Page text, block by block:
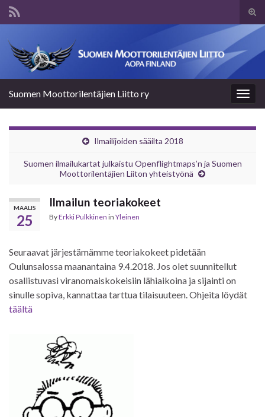
Suomen Moottorilentäjien Liitto ry
Ilmailijoiden sääilta 2018
Suomen ilmailukartat julkaistu Openflightmaps’n ja Suomen
Moottorilentäjien Liiton yhteistyönä
MAALIS
25
Ilmailun teoriakokeet
ByErkki Pulkkinen in Yleinen
Seuraavat järjestämämme teoriakokeet pidetään
Oulunsalossa maanantaina 9.4.2018. Jos olet suunnitellut
osallistuvasi viranomaiskokeisiin lähiaikoina ja sijainti on
sinulle sopiva, kannattaa tarttua tilaisuuteen. Ohjeita löydät
täältä